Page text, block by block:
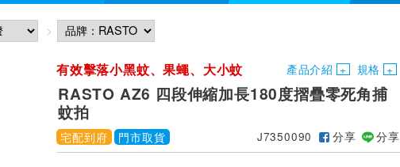
有效擊落小黑蚊、果蠅、大小蚊
蟲。
產品介紹 規格
RASTO AZ6 四段伸縮加長180度摺疊零死角捕
蚊拍
宅配到府 門市取貨 J7350090 分享 分享